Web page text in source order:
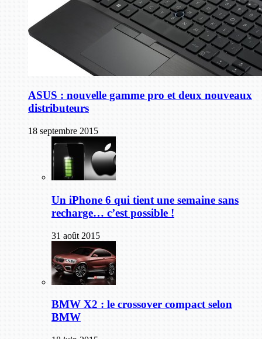
ASUS : nouvelle gamme pro et deux nouveaux
distributeurs
18 septembre 2015
Un iPhone 6 qui tient une semaine sans
recharge… c’est possible !
31 août 2015
BMW X2 : le crossover compact selon
BMW